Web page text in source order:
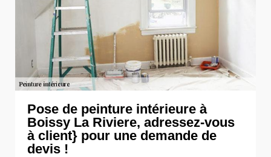
Pose de peinture intérieure à
Boissy La Riviere, adressez-vous
à client} pour une demande de
devis !